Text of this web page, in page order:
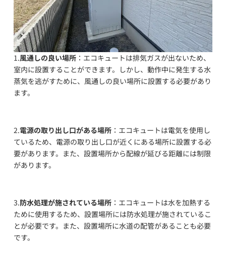
1.風通しの良い場所：エコキュートは排気ガスが出ないため、
室内に設置することができます。しかし、動作中に発生する水
蒸気を逃がすために、風通しの良い場所に設置する必要があり
ます。
2.電源の取り出し口がある場所：エコキュートは電気を使用し
ているため、電源の取り出し口が近くにある場所に設置する必
要があります。また、設置場所から配線が延びる距離には制限
があります。
3.防水処理が施されている場所：エコキュートは水を加熱する
ために使用するため、設置場所には防水処理が施されているこ
とが必要です。また、設置場所に水道の配管があることも必要
です。